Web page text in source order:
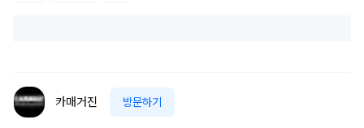
카매거진 방문하기